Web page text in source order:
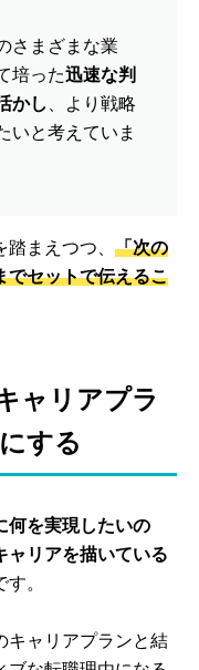
さまざまな業
培った迅速な判
かし
、より戦略
いと考えていま
まえつつ、 「次の
でセットで伝えるこ
ャリアプラ
する
何を実現したいの
ャリアを描いている
す。
キャリアプランと結